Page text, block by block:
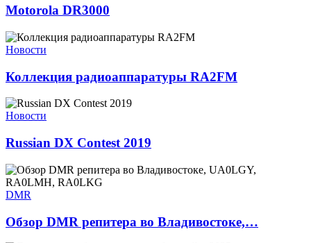
Motorola DR3000
Новости
Коллекция радиоаппаратуры RA2FM
Новости
Russian DX Contest 2019
DMR
Обзор DMR репитера во Владивостоке,…